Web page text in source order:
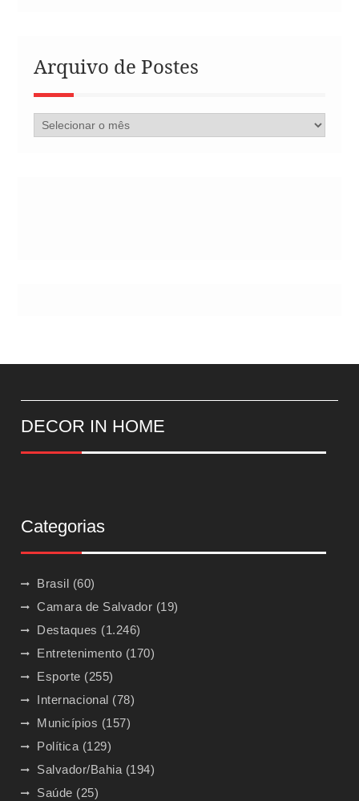
Arquivo de Postes
Arquivo
de
DECOR IN HOME
Categorias
Brasil (60)
Camara de Salvador (19)
Destaques (1.246)
Entretenimento (170)
Esporte (255)
Internacional (78)
Municípios (157)
Política(129)
Salvador/Bahia(194)
Saúde (25)